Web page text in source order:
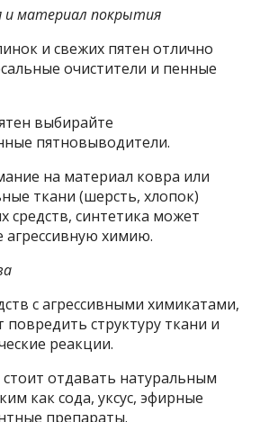
и материал покрытия
и свежих пятен отлично
очистители и пенные
выбирайте
пятновыводители.
на материал ковра или
ткани (шерсть, хлопок)
синтетика может
химию.
с агрессивными химикатами,
повредить структуру ткани и
реакции.
отдавать натуральным
как сода, уксус, эфирные
препараты.